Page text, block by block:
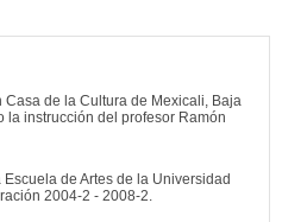
Casa de la Cultura de Mexicali, Baja
instrucción del profesor Ramón
de Artes de la Universidad
2004-2 - 2008-2.